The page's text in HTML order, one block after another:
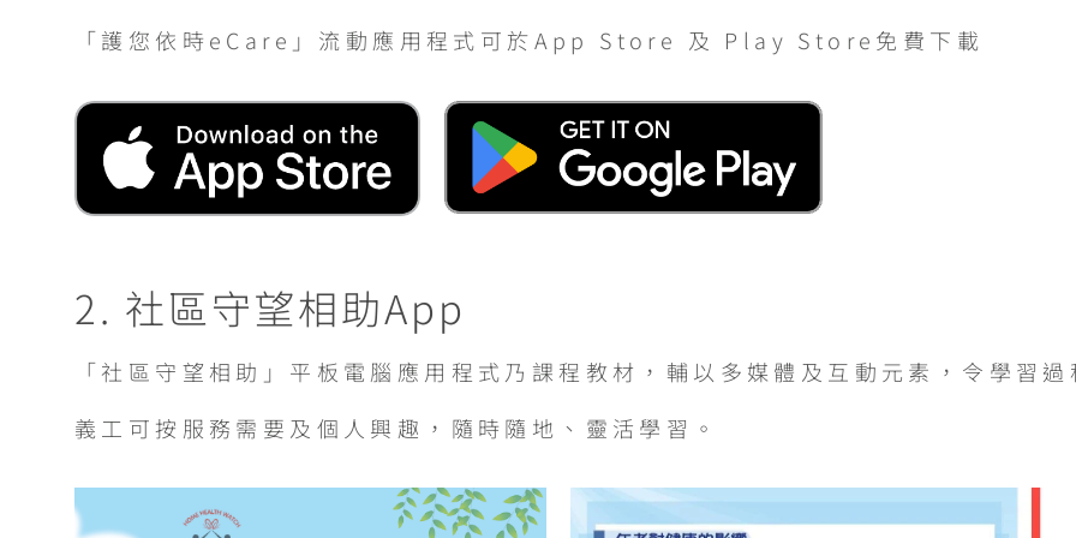
「護您依時eCare」流動應用程式可於App Store 及 Play Store免費下載
2. 社區守望相助App
「社區守望相助」平板電腦應用程式乃課程教材，輔以多媒體及互動元素，令學習過
義工可按服務需要及個人興趣，隨時隨地、靈活學習。